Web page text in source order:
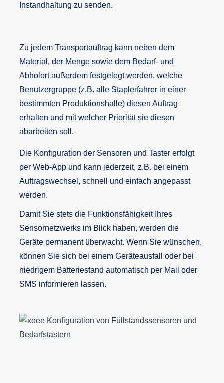
Instandhaltung zu senden.
Zu jedem Transportauftrag kann neben dem
Material, der Menge sowie dem Bedarf- und
Abholort außerdem festgelegt werden, welche
Benutzergruppe (z.B. alle Staplerfahrer in einer
bestimmten Produktionshalle) diesen Auftrag
erhalten und mit welcher Priorität sie diesen
abarbeiten soll.
Die Konfiguration der Sensoren und Taster erfolgt
per Web-App und kann jederzeit, z.B. bei einem
Auftragswechsel, schnell und einfach angepasst
werden.
Damit Sie stets die Funktionsfähigkeit Ihres
Sensornetzwerks im Blick haben, werden die
Geräte permanent überwacht. Wenn Sie wünschen,
können Sie sich bei einem Geräteausfall oder bei
niedrigem Batteriestand automatisch per Mail oder
SMS informieren lassen.